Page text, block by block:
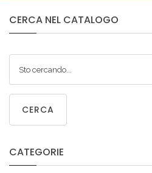
CERCA NEL CATALOGO
CERCA
CATEGORIE